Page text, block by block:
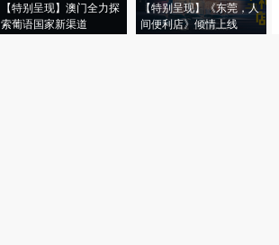
【特别呈现】澳门全力探
索葡语国家新渠道
【特别呈现】《东莞，人
间便利店》倾情上线